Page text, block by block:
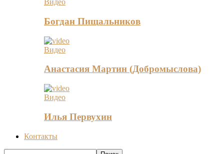
Видео
Богдан Пищальников
Видео
Анастасия Мартин (Добромыслова)
Видео
Илья Первухин
Контакты